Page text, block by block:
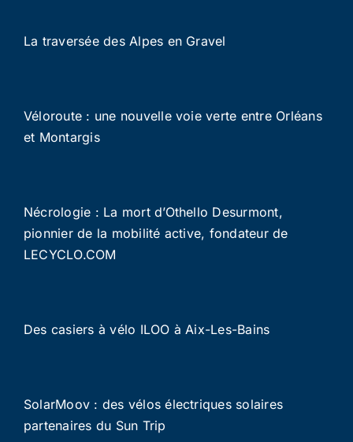
La traversée des Alpes en Gravel
Véloroute : une nouvelle voie verte entre Orléans
et Montargis
Nécrologie : La mort d’Othello Desurmont,
pionnier de la mobilité active, fondateur de
LECYCLO.COM
Des casiers à vélo ILOO à Aix-Les-Bains
SolarMoov : des vélos électriques solaires
partenaires du Sun Trip